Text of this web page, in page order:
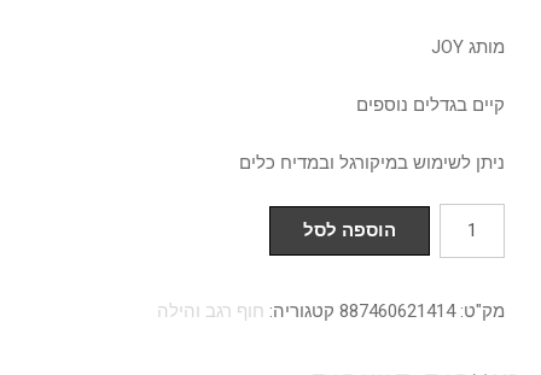
מותג JOY
קיים בגדלים נוספים
ניתן לשימוש במיקורגל ובמדיח כלים
כמות
של
בטן
הוספה לסל
מק"ט:887460621414 קטגוריה: חוף רגב והילה